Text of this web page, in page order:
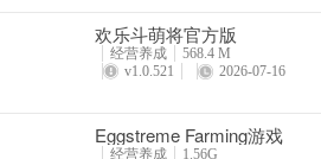
欢乐斗萌将官方版
经营养成
568.4 M
v1.0.521
2026-07-16
Eggstreme Farming游戏
经营养成
1.56G